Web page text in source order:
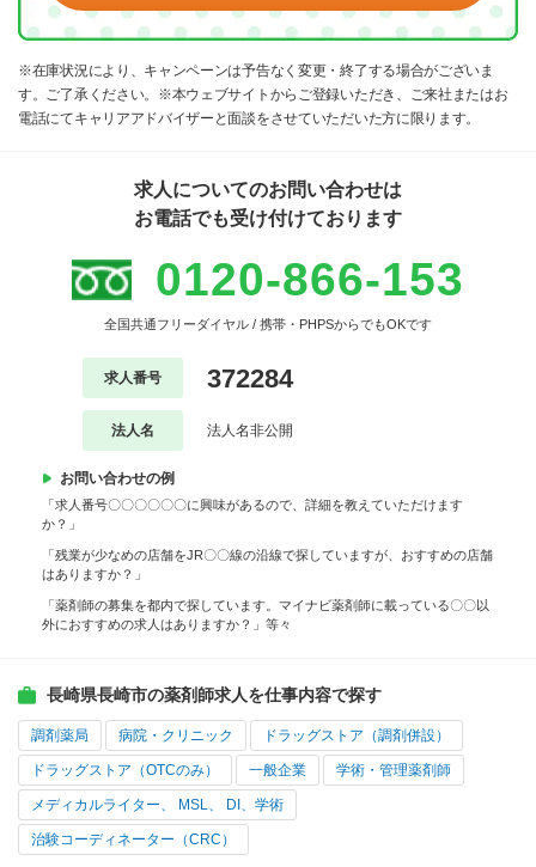
※在庫状況により、キャンペーンは予告なく変更・終了する場合がございま
す。ご了承ください。※本ウェブサイトからご登録いただき、ご来社またはお
電話にてキャリアアドバイザーと面談をさせていただいた方に限ります。
求人についてのお問い合わせは
お電話でも受け付けております
0120-866-153
全国共通フリーダイヤル / 携帯・PHPSからでもOKです
求人番号 372284
法人名 法人名非公開
お問い合わせの例
「求人番号〇〇〇〇〇〇に興味があるので、詳細を教えていただけます
か？」
「残業が少なめの店舗をJR〇〇線の沿線で探していますが、おすすめの店舗
はありますか？」
「薬剤師の募集を都内で探しています。マイナビ薬剤師に載っている〇〇以
外におすすめの求人はありますか？」等々
長崎県長崎市の薬剤師求人を仕事内容で探す
調剤薬局 病院・クリニック ドラッグストア（調剤併設）
ドラッグストア（OTCのみ） 一般企業 学術・管理薬剤師
メディカルライター、 MSL、 DI、学術
治験コーディネーター（CRC）